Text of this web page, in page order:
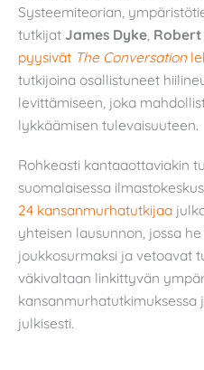
Systeemiteorian,
tutkijat James Dyke
pyysivät The Conversation
tutkijoina osallistuneet
levittämiseen, joka
lykkäämisen tulevaisuuteen.
Rohkeasti kantaaottaviakin
suomalaisessa
24 kansanmurhatutkijaa
yhteisen lausunnon, jossa
joukkosurmaksi ja vetoavat
väkivaltaan linkittyvän
kansanmurhatutkimuksessa
julkisesti.